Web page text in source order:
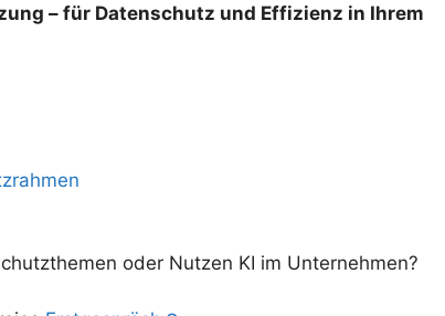
– für Datenschutz und Effizienz in Ihrem
oder Nutzen KI im Unternehmen?